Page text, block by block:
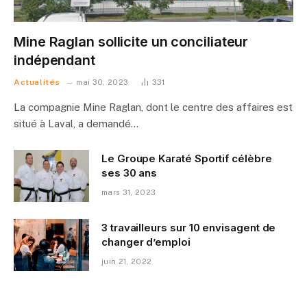
Mine Raglan sollicite un conciliateur
indépendant
Actualités mai 30, 2023 331
La compagnie Mine Raglan, dont le centre des affaires est
situé à Laval, a demandé…
Le Groupe Karaté Sportif célèbre
ses 30 ans
mars 31, 2023
3 travailleurs sur 10 envisagent de
changer d’emploi
juin 21, 2022